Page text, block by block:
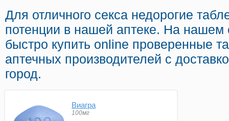
Для отличного секса недорогие
потенции в нашей аптеке. На
быстро купить online проверенные
аптечных производителей с
город.
Виагра
100мг